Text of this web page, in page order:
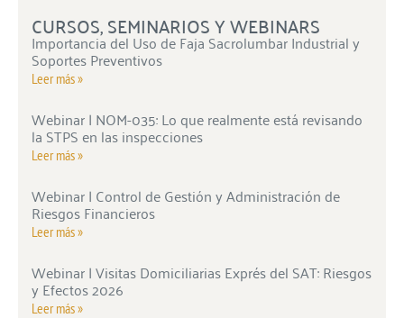
CURSOS, SEMINARIOS Y WEBINARS
Importancia del Uso de Faja Sacrolumbar Industrial y
Soportes Preventivos
Leer más »
Webinar | NOM-035: Lo que realmente está revisando
la STPS en las inspecciones
Leer más »
Webinar | Control de Gestión y Administración de
Riesgos Financieros
Leer más »
Webinar | Visitas Domiciliarias Exprés del SAT: Riesgos
y Efectos 2026
Leer más »